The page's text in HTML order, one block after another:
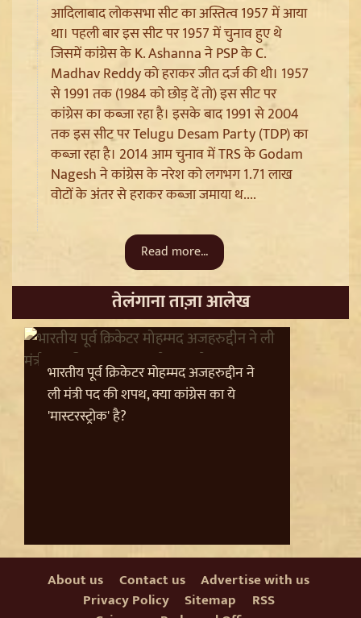
Ladakh Formation Day: शांति और विकास की नई ऊंचाइयों
पर लद्दाख, LG ने PM Modi और Amit Shah का जताया
आभार
Trisha Krishnan पर टिप्पणी मामले में Udhayanidhi Stalin
Arrest, जानें चेन्नई पुलिस ने कौन सी धाराएं लगाईं
Jantar Mantar से अदालत तक: Brij Bhushan के खिलाफ
आदिलाबाद लोकसभा सीट का अस्तित्व 1957 में आया
था। पहली बार इस सीट पर 1957 में चुनाव हुए थे
जिसमें कांग्रेस के K. Ashanna ने PSP के C.
Madhav Reddy को हराकर जीत दर्ज की थी। 1957
से 1991 तक (1984 को छोड़ दें तो) इस सीट पर
कांग्रेस का कब्जा रहा है। इसके बाद 1991 से 2004
तक इस सीट पर Telugu Desam Party (TDP) का
कब्जा रहा है। 2014 आम चुनाव में TRS के Godam
Nagesh ने कांग्रेस के नरेश को लगभग 1.71 लाख
वोटों के अंतर से हराकर कब्जा जमाया थ....
Read more...
तेलंगाना ताज़ा आलेख
भारतीय पूर्व क्रिकेटर मोहम्मद अजहरुद्दीन ने
ली मंत्री पद की शपथ, क्या कांग्रेस का ये
'मास्टरस्ट्रोक' है?
About us Contact us
Advertise with us
Privacy Policy
Sitemap
RSS